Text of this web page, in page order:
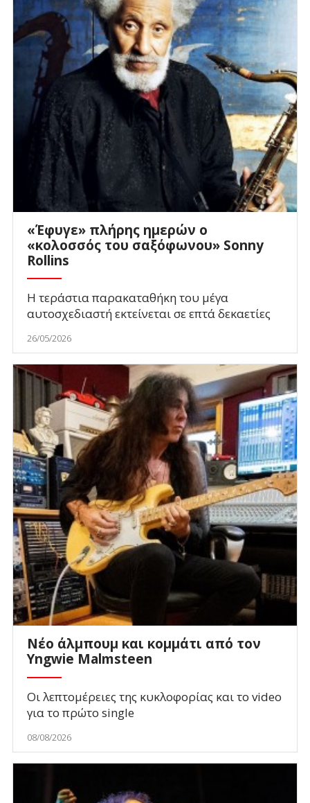
«Έφυγε» πλήρης ημερών ο
«κολοσσός του σαξόφωνου» Sonny
Rollins
H τεράστια παρακαταθήκη του μέγα
αυτοσχεδιαστή εκτείνεται σε επτά δεκαετίες
26/05/2026
Νέο άλμπουμ και κομμάτι από τον
Yngwie Malmsteen
Οι λεπτομέρειες της κυκλοφορίας και το video
για το πρώτο single
08/08/2026